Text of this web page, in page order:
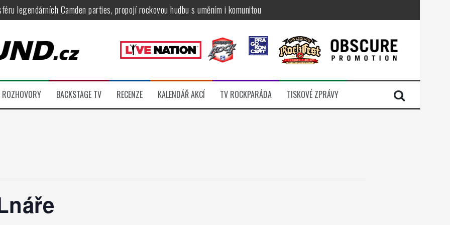
legendárních Camden parties, propojí rockovou hudbu s uměním i komunitou
zámeckou zahradu ovládli Dymytry, Krucipüsk, Tublatanka i Visací zámek
a Moonlight Haze probudili i poslední spáče, Freedom Call rozdávali radost
večer plný čistokrevného heavy metalu
ROZHOVORY BACKSTAGE TV RECENZE KALENDÁŘ AKCÍ TV ROCKPARÁDA TISKOVÉ ZPRÁVY